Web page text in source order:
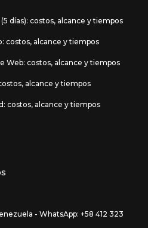
días): costos, alcance y tiempos
costos, alcance y tiempos
Web: costos, alcance y tiempos
alcance y tiempos
costos, alcance y tiempos
- WhatsApp: +58 412 323